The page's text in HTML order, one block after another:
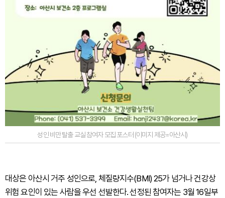
성인 비만 탈출 교실 참여자 모집 포스터 (이미지 제공=아산시)
대상은 아산시 거주 성인으로, 체질량지수(BMI) 25가 넘거나 건강상
위험 요인이 있는 사람을 우선 선발한다. 선정된 참여자는 3월 16일부